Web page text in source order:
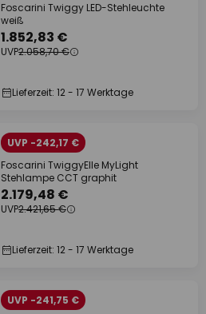
Foscarini Twiggy LED-Stehleuchte
weiß
1.852,83 €
UVP2.058,70 €
Lieferzeit: 12 - 17 Werktage
UVP -242,17 €
Foscarini TwiggyElle MyLight
Stehlampe CCT graphit
2.179,48 €
UVP2.421,65 €
Lieferzeit: 12 - 17 Werktage
UVP -241,75 €